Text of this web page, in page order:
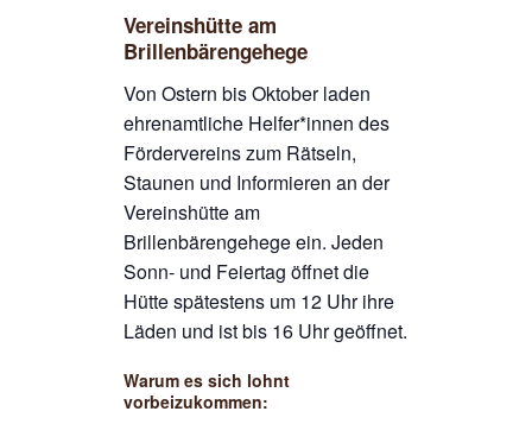
Vereinshütte am
Brillenbärengehege
Von Ostern bis Oktober laden
ehrenamtliche Helfer*innen des
Fördervereins zum Rätseln,
Staunen und Informieren an der
Vereinshütte am
Brillenbärengehege ein. Jeden
Sonn- und Feiertag öffnet die
Hütte spätestens um 12 Uhr ihre
Läden und ist bis 16 Uhr geöffnet.
Warum es sich lohnt
vorbeizukommen: